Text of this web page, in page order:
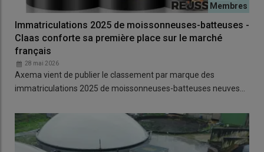
Immatriculations 2025 de moissonneuses-batteuses -
Claas conforte sa première place sur le marché
français
28 mai 2026
Axema vient de publier le classement par marque des
immatriculations 2025 de moissonneuses-batteuses neuves…